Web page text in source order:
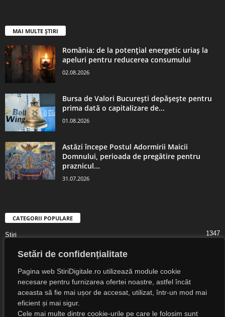
Setări de confidențialitate
Pagina web StiriDigitale.ro utilizează module cookie
necesare pentru furnizarea ofertei noastre, astfel încât
aceasta să fie mai ușor de accesat, utilizat, într-un mod mai
eficient și mai sigur.
Cele mai multe dintre cookie-urile pe care le folosim sunt
MAI MULTE ȘTIRI
România: de la potențial energetic uriaș la
apeluri pentru reducerea consumului
02.08.2026
Bursa de Valori București depășește pentru
prima dată o capitalizare de...
01.08.2026
Astăzi începe Postul Adormirii Maicii
Domnului, perioada de pregătire pentru
praznicul...
31.07.2026
CATEGORII POPULARE
Știri 1347
Digital Lifestyle
Societate
Cultură
Religie